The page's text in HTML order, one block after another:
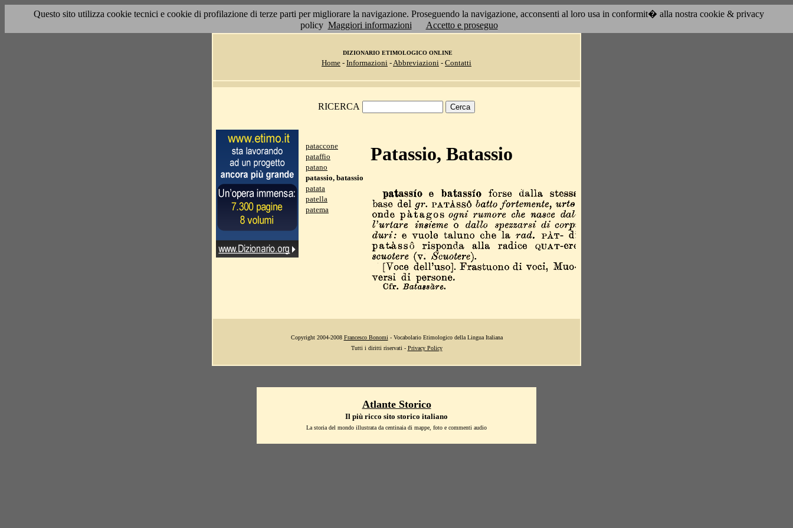
Questo sito utilizza cookie tecnici e cookie di profilazione di terze parti per migliorare la navigazione. Proseguendo la navigazione, acconsenti al loro usa in conformit� alla nostra cookie & privacy
policy Maggiori informazioni Accetto e proseguo
DIZIONARIO ETIMOLOGICO ONLINE
Home - Informazioni -Abbreviazioni - Contatti
RICERCA
pataccone
pataffio
patano
patassio, batassio
patata
patella
patema
Patassio, Batassio
Copyright 2004-2008 Francesco Bonomi - Vocabolario Etimologico della Lingua Italiana
Tutti i diritti riservati - Privacy Policy
Atlante Storico
Il più ricco sito storico italiano
La storia del mondo illustrata da centinaia di mappe, foto e commenti audio